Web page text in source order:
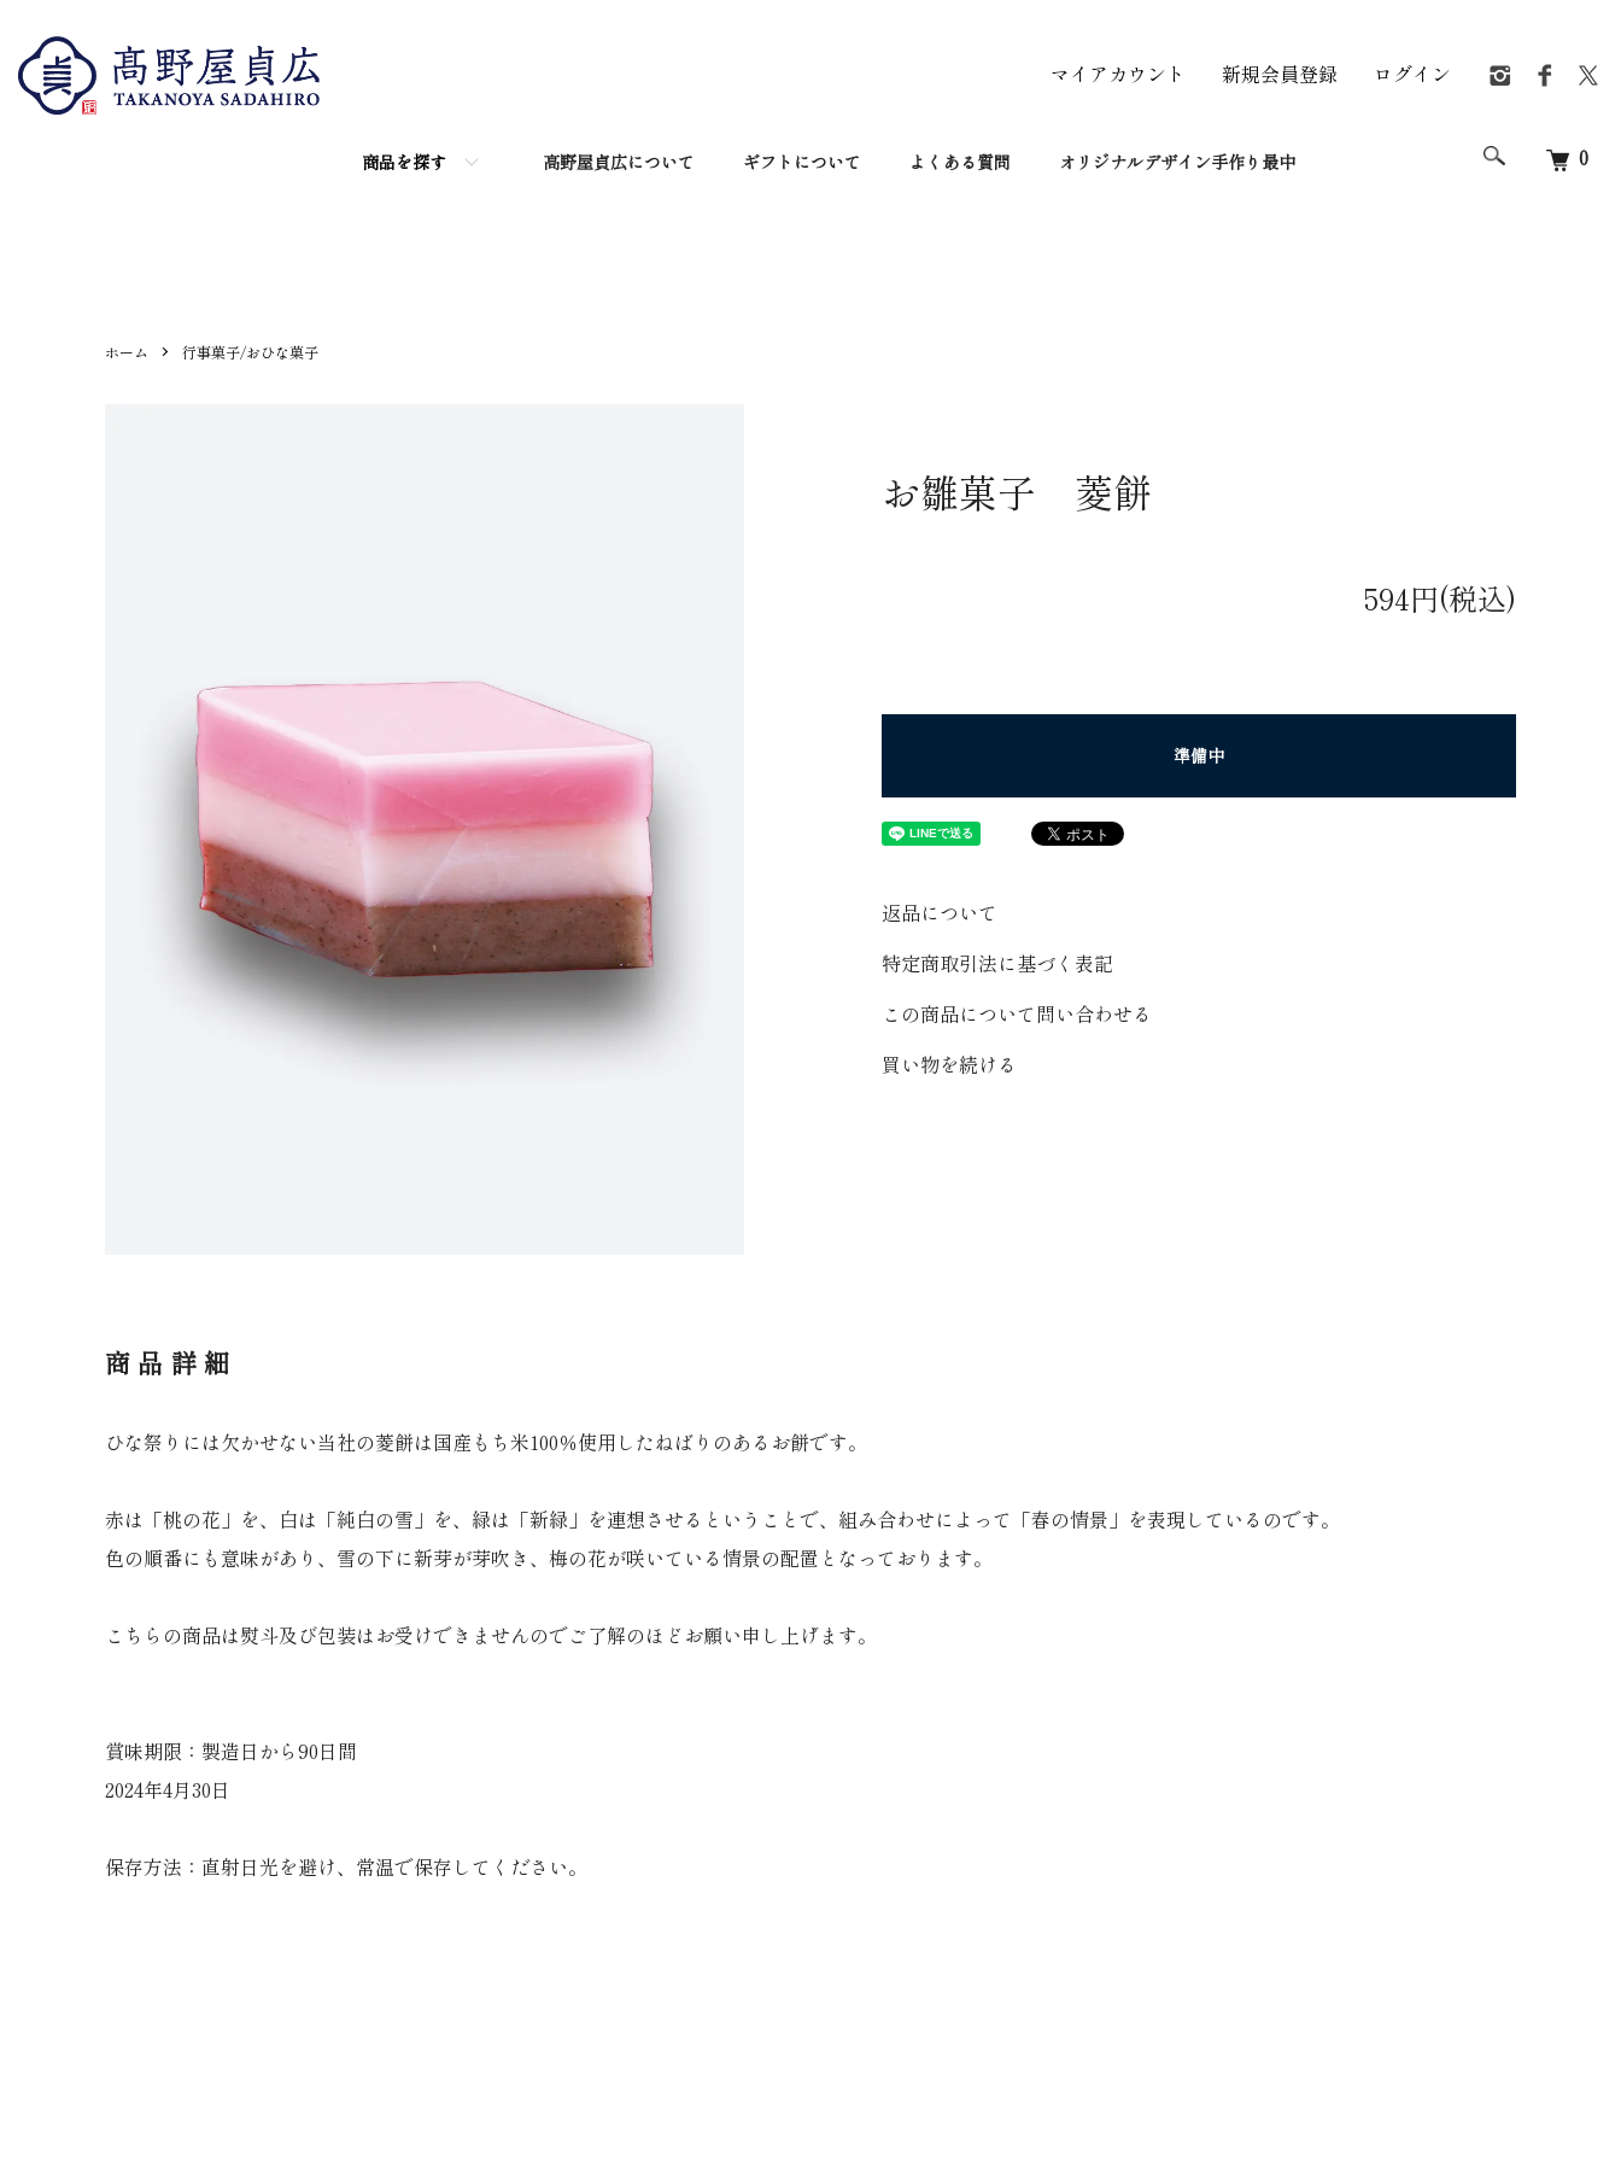
0
商品を探す 高野屋貞広について ギフトについて よくある質問 オリジナルデザイン手作り最中
マイアカウント 新規会員登録 ログイン
ホーム 行事菓子/おひな菓子
お雛菓子 菱餅
594円(税込)
準備中
返品について
特定商取引法に基づく表記
この商品について問い合わせる
買い物を続ける
商品詳細
ひな祭りには欠かせない当社の菱餅は国産もち米100％使用したねばりのあるお餅です。
赤は「桃の花」を、白は「純白の雪」を、緑は「新緑」を連想させるということで、組み合わせによって「春の情景」を表現しているのです。
色の順番にも意味があり、雪の下に新芽が芽吹き、梅の花が咲いている情景の配置となっております。
こちらの商品は熨斗及び包装はお受けできませんのでご了解のほどお願い申し上げます。
賞味期限：製造日から90日間
2024年4月30日
保存方法：直射日光を避け、常温で保存してください。